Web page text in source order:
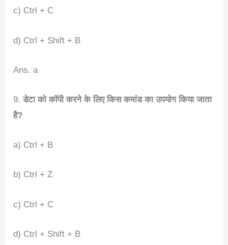
c) Ctrl + C
d) Ctrl + Shift + B
Ans. a
9.डेटा को कॉपी करने के लिए किस कमांड का उपयोग किया जाता
है?
a) Ctrl + B
b) Ctrl + Z
c) Ctrl + C
d) Ctrl + Shift + B